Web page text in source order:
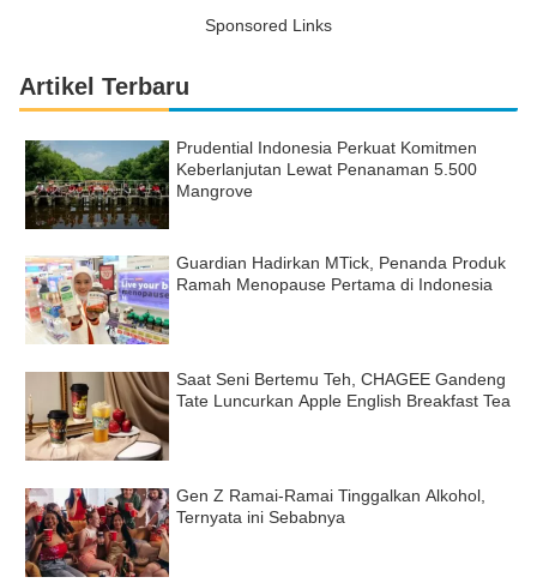
Sponsored Links
Artikel Terbaru
Prudential Indonesia Perkuat Komitmen
Keberlanjutan Lewat Penanaman 5.500
Mangrove
Guardian Hadirkan MTick, Penanda Produk
Ramah Menopause Pertama di Indonesia
Saat Seni Bertemu Teh, CHAGEE Gandeng
Tate Luncurkan Apple English Breakfast Tea
Gen Z Ramai-Ramai Tinggalkan Alkohol,
Ternyata ini Sebabnya